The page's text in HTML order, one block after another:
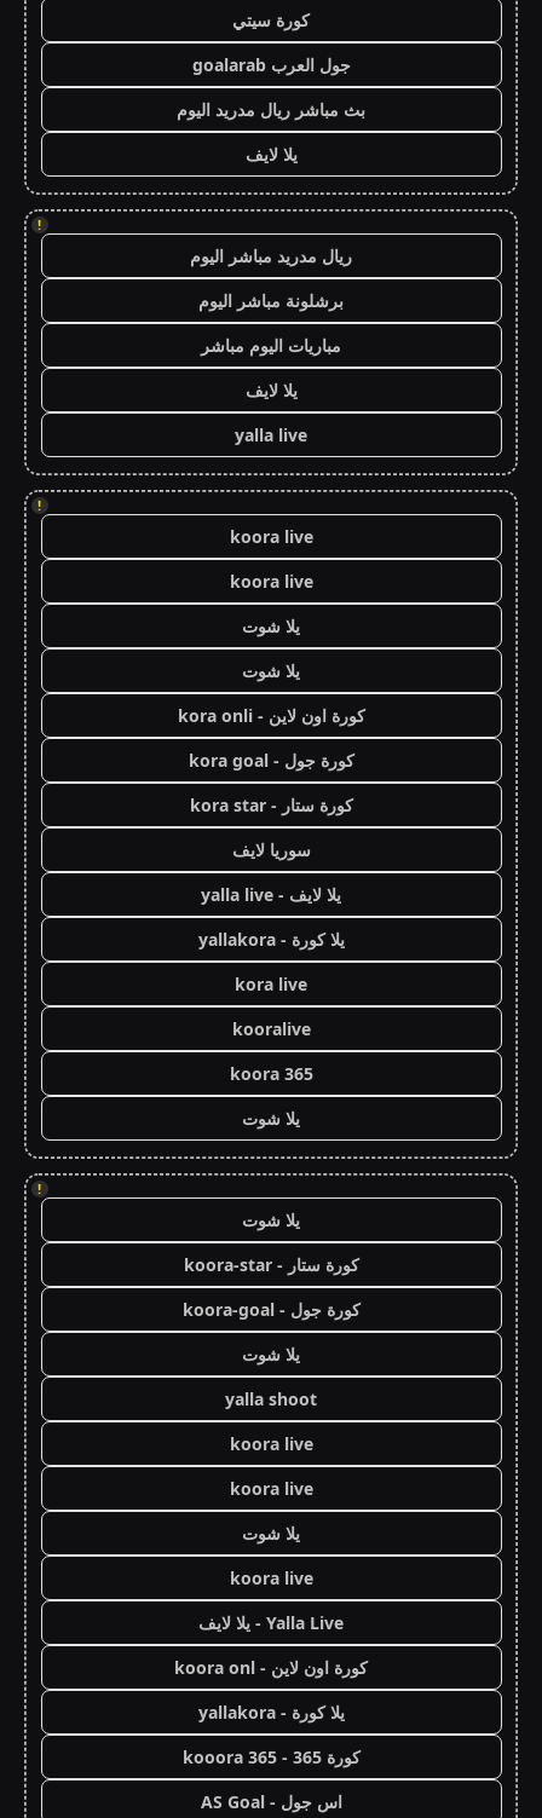
كورة سيتي
جول العرب goalarab
بث مباشر ريال مدريد اليوم
يلا لايف
!
ريال مدريد مباشر اليوم
برشلونة مباشر اليوم
مباريات اليوم مباشر
يلا لايف
yalla live
!
koora live
koora live
يلا شوت
يلا شوت
كورة اون لاين - kora onli
كورة جول - kora goal
كورة ستار - kora star
سوريا لايف
يلا لايف - yalla live
يلا كورة - yallakora
kora live
kooralive
koora 365
يلا شوت
!
يلا شوت
كورة ستار - koora-star
كورة جول - koora-goal
يلا شوت
yalla shoot
koora live
koora live
يلا شوت
koora live
Yalla Live - يلا لايف
كورة اون لاين - koora onl
يلا كورة - yallakora
كورة 365 - kooora 365
اس جول - AS Goal